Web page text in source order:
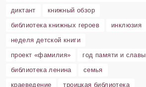
диктант
книжный обзор
библиотека книжных героев
инклюзия
неделя детской книги
проект «фамилия»
год памяти и славы
библиотека ленина
семья
краеведение
троицкая библиотека